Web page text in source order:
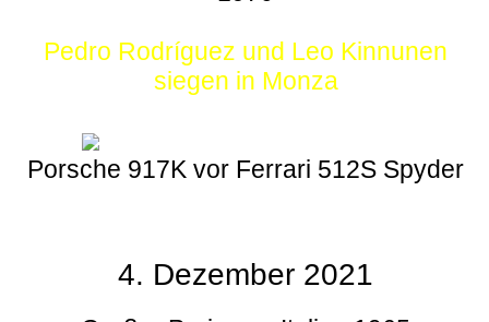
Pedro Rodríguez und Leo Kinnunen
siegen in Monza
Porsche 917K vor Ferrari 512S Spyder
4. Dezember 2021